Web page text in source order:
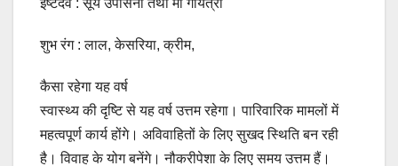
शुभ रंग : लाल, केसरिया, क्रीम,
कैसा रहेगा यह वर्ष
स्वास्थ्य की दृष्टि से यह वर्ष उत्तम रहेगा। पारिवारिक मामलों में
महत्वपूर्ण कार्य होंगे। अविवाहितों के लिए सुखद स्थिति बन रही
है। विवाह के योग बनेंगे। नौकरीपेशा के लिए समय उत्तम हैं।